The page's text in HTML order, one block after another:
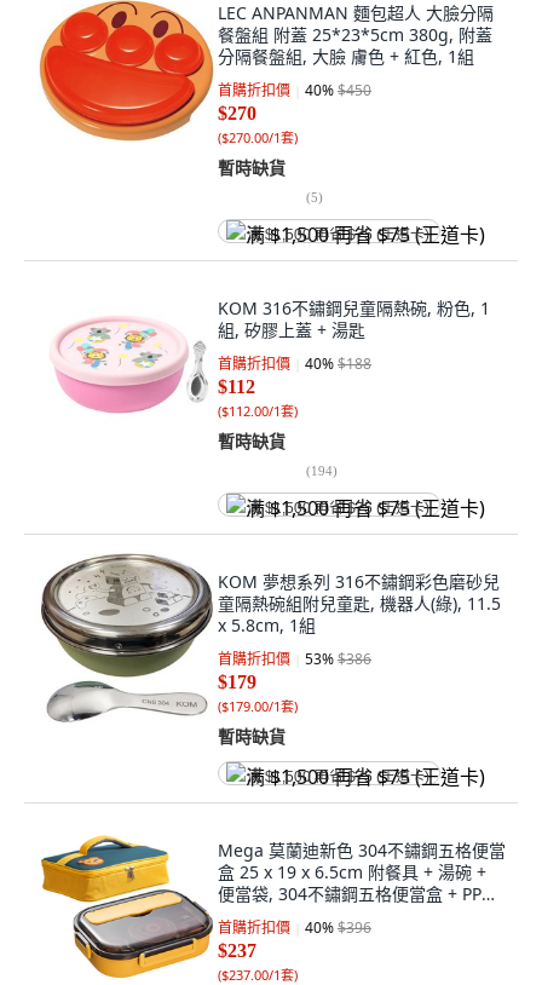
LEC ANPANMAN 麵包超人 大臉分隔
餐盤組 附蓋 25*23*5cm 380g, 附蓋
分隔餐盤組, 大臉 膚色 + 紅色, 1組
首購折扣價 40%$450
$270
($270.00/1套)
暫時缺貨
(5)
满 $1,500 再省 $75 (王道卡)
KOM 316不鏽鋼兒童隔熱碗, 粉色, 1
組, 矽膠上蓋 + 湯匙
首購折扣價 40%$188
$112
($112.00/1套)
暫時缺貨
(194)
满 $1,500 再省 $75 (王道卡)
KOM 夢想系列 316不鏽鋼彩色磨砂兒
童隔熱碗組附兒童匙, 機器人(綠), 11.5
x 5.8cm, 1組
首購折扣價 53%$386
$179
($179.00/1套)
暫時缺貨
满 $1,500 再省 $75 (王道卡)
Mega 莫蘭迪新色 304不鏽鋼五格便當
盒 25 x 19 x 6.5cm 附餐具 + 湯碗 +
便當袋, 304不鏽鋼五格便當盒 + PP保
鮮盒蓋 + 不鏽鋼筷子 + 不鏽鋼湯匙 +
不鏽鋼湯碗 + PP湯碗蓋 + 便當袋, 黃色
小熊, 1組
首購折扣價 40%$396
$237
($237.00/1套)